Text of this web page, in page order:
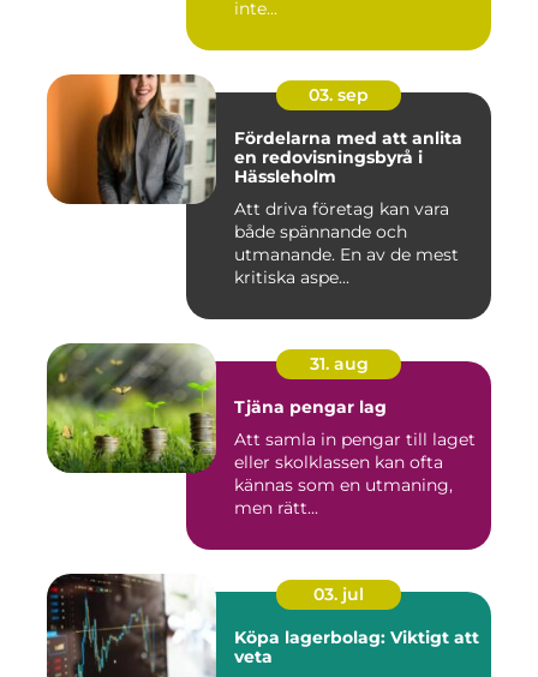
inte...
03. sep
Fördelarna med att anlita
en redovisningsbyrå i
Hässleholm
Att driva företag kan vara
både spännande och
utmanande. En av de mest
kritiska aspe...
31. aug
Tjäna pengar lag
Att samla in pengar till laget
eller skolklassen kan ofta
kännas som en utmaning,
men rätt...
03. jul
Köpa lagerbolag: Viktigt att
veta